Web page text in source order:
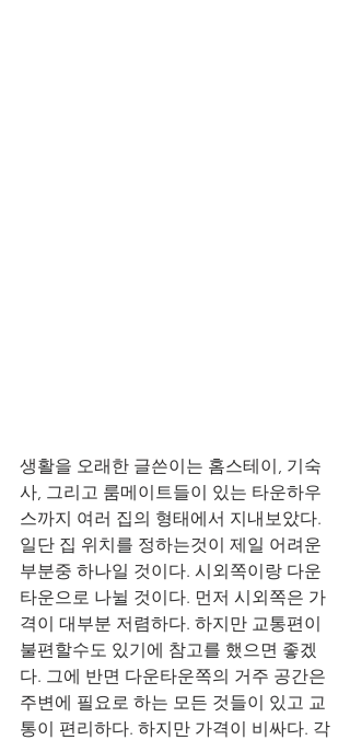
생활을 오래한 글쓴이는 홈스테이, 기숙
사, 그리고 룸메이트들이 있는 타운하우
스까지 여러 집의 형태에서 지내보았다.
일단 집 위치를 정하는것이 제일 어려운
부분중 하나일 것이다. 시외쪽이랑 다운
타운으로 나뉠 것이다. 먼저 시외쪽은 가
격이 대부분 저렴하다. 하지만 교통편이
불편할수도 있기에 참고를 했으면 좋겠
다. 그에 반면 다운타운쪽의 거주 공간은
주변에 필요로 하는 모든 것들이 있고 교
통이 편리하다. 하지만 가격이 비싸다. 각